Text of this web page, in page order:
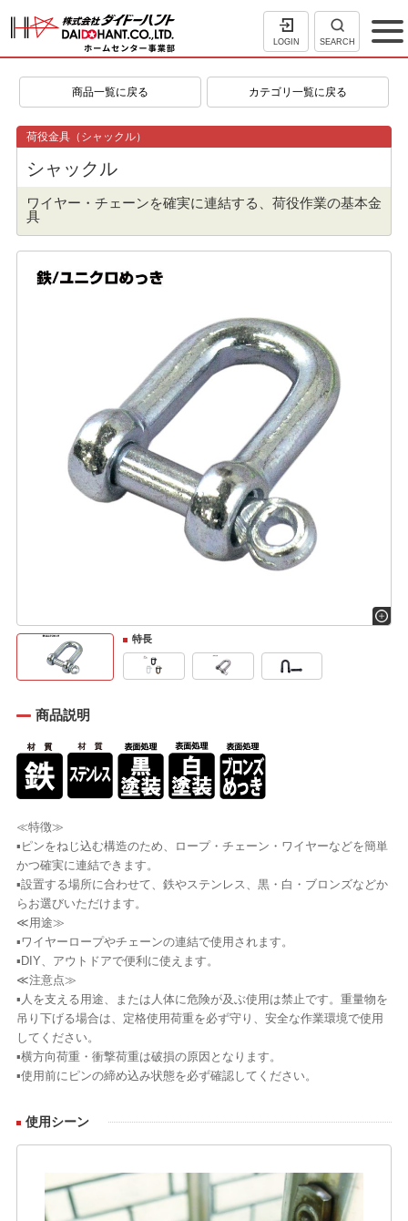
LOGIN SEARCH
商品一覧に戻る カテゴリ一覧に戻る
荷役金具（シャックル）
シャックル
ワイヤー・チェーンを確実に連結する、荷役作業の基本金
具
特長
商品説明
≪特徴≫
▪ピンをねじ込む構造のため、ロープ・チェーン・ワイヤーなどを簡単
かつ確実に連結できます。
▪設置する場所に合わせて、鉄やステンレス、黒・白・ブロンズなどか
らお選びいただけます。
≪用途≫
▪ワイヤーロープやチェーンの連結で使用されます。
▪DIY、アウトドアで便利に使えます。
≪注意点≫
▪人を支える用途、または人体に危険が及ぶ使用は禁止です。重量物を
吊り下げる場合は、定格使用荷重を必ず守り、安全な作業環境で使用
してください。
▪横方向荷重・衝撃荷重は破損の原因となります。
▪使用前にピンの締め込み状態を必ず確認してください。
使用シーン